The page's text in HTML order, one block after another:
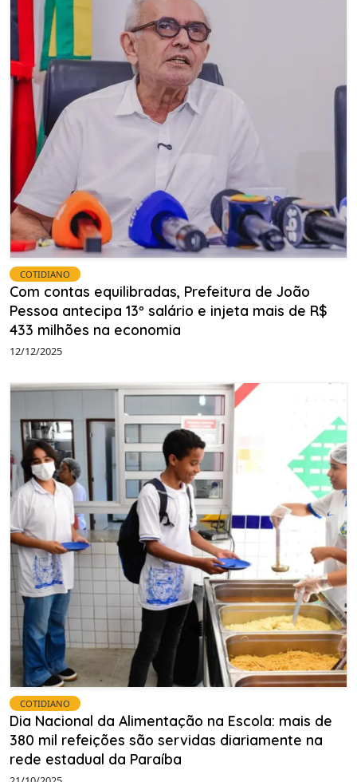
COTIDIANO
Com contas equilibradas, Prefeitura de João
Pessoa antecipa 13º salário e injeta mais de R$
433 milhões na economia
12/12/2025
COTIDIANO
Dia Nacional da Alimentação na Escola: mais de
380 mil refeições são servidas diariamente na
rede estadual da Paraíba